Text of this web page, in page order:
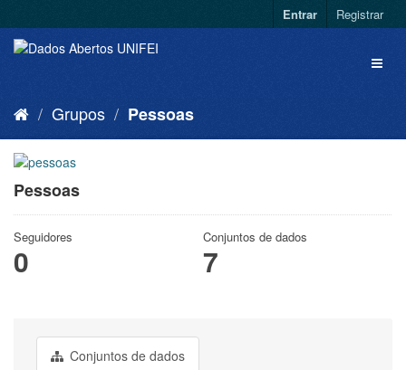
Entrar Registrar
Grupos Pessoas
Pessoas
Seguidores
0
Conjuntos de dados
7
Conjuntos de dados